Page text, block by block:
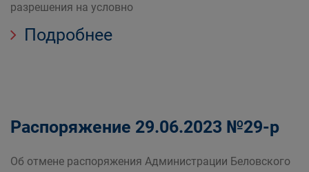
разрешения на условно
Подробнее
Распоряжение 29.06.2023 №29-р
Об отмене распоряжения Администрации Беловского